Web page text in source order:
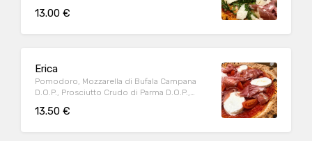
13.00 €
Erica
Pomodoro, Mozzarella di Bufala Campana
D.O.P., Prosciutto Crudo di Parma D.O.P.,
13.50 €